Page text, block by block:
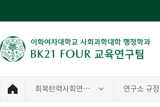
회복탄력사회연구소 연구소 규정